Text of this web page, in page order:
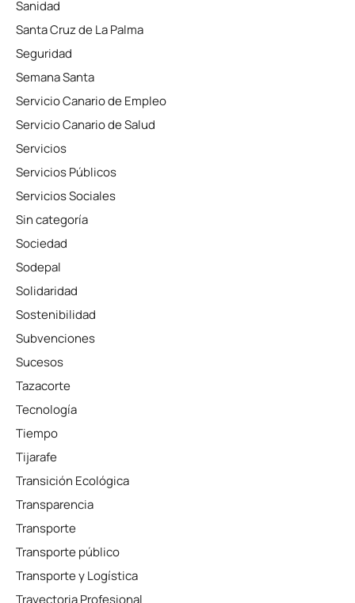
Sanidad
Santa Cruz de La Palma
Seguridad
Semana Santa
Servicio Canario de Empleo
Servicio Canario de Salud
Servicios
Servicios Públicos
Servicios Sociales
Sin categoría
Sociedad
Sodepal
Solidaridad
Sostenibilidad
Subvenciones
Sucesos
Tazacorte
Tecnología
Tiempo
Tijarafe
Transición Ecológica
Transparencia
Transporte
Transporte público
Transporte y Logística
Trayectoria Profesional